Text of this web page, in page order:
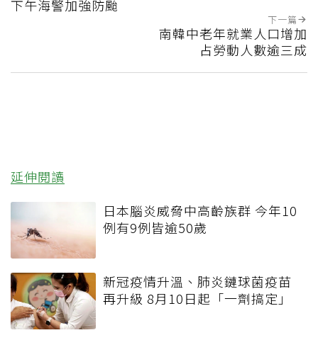
下午海警加強防颱
下一篇
南韓中老年就業人口增加
占勞動人數逾三成
延伸閱讀
日本腦炎威脅中高齡族群 今年10
例有9例皆逾50歲
新冠疫情升溫、肺炎鏈球菌疫苗
再升級 8月10日起「一劑搞定」